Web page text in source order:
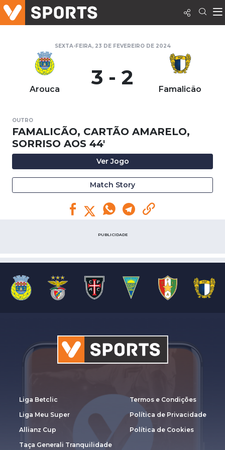
SEXTA-FEIRA, 23 DE FEVEREIRO DE 2024
Arouca 3 - 2 Famalicão
OUTRO
FAMALICÃO, CARTÃO AMARELO,
SORRISO AOS 44'
Ver Jogo
Match Story
PUBLICIDADE
Liga Betclic
Liga Meu Super
Allianz Cup
Taça Generali Tranquilidade
Termos e Condições
Política de Privacidade
Política de Cookies